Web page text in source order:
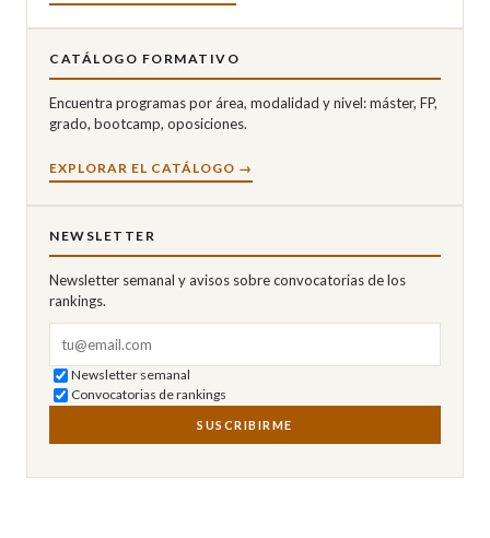
CATÁLOGO FORMATIVO
Encuentra programas por área, modalidad y nivel: máster, FP,
grado, bootcamp, oposiciones.
EXPLORAR EL CATÁLOGO →
NEWSLETTER
Newsletter semanal y avisos sobre convocatorias de los
rankings.
Newsletter semanal
Convocatorias de rankings
SUSCRIBIRME